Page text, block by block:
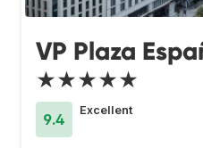
VP Plaza
★★★★★
9.4
Excellent